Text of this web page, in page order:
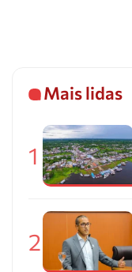
Mais lidas
1
2